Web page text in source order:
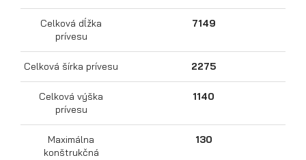
Prepravníky motocyklov
Celková dĺžka
prívesu
7149
Celková šírka prívesu 2275
Celková výška
prívesu
1140
Maximálna
konštrukčná
130